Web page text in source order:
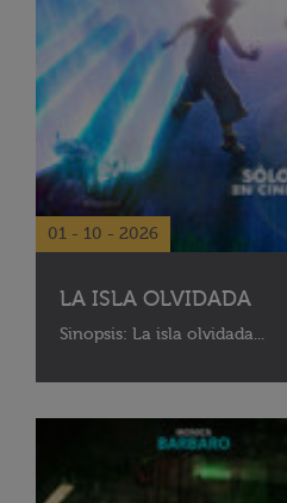
01 - 10 - 2026
LA ISLA OLVIDADA
Sinopsis: La isla olvidada...